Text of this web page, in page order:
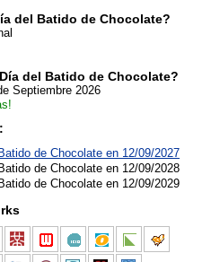
del Batido de Chocolate?
del Batido de Chocolate?
Septiembre 2026
de Chocolate en 12/09/2027
de Chocolate en 12/09/2028
de Chocolate en 12/09/2029